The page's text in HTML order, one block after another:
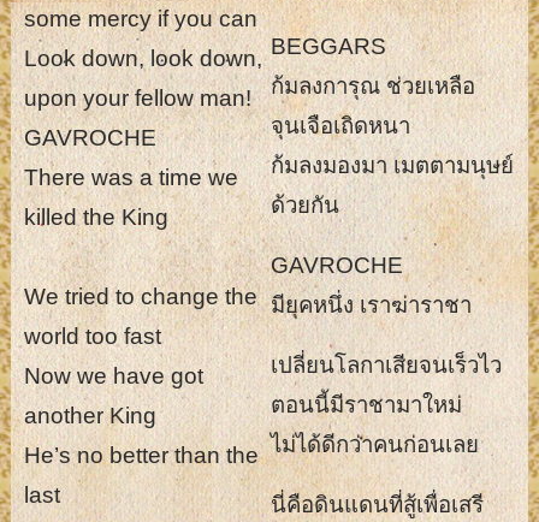
some mercy if you can
Look down, look down,
upon your fellow man!
GAVROCHE
There was a time we
killed the King
We tried to change the
world too fast
Now we have got
another King
He’s no better than the
last
BEGGARS
ก้มลงการุณ ช่วยเหลือ
จุนเจือเถิดหนา
ก้มลงมองมา เมตตามนุษย์
ด้วยกัน
GAVROCHE
มียุคหนึ่ง เราฆ่าราชา
เปลี่ยนโลกาเสียจนเร็วไว
ตอนนี้มีราชามาใหม่
ไม่ได้ดีกว่าคนก่อนเลย
นี่คือดินแดนที่สู้เพื่อเสรี